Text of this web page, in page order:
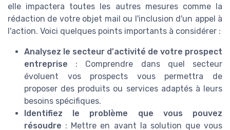
elle impactera toutes les autres mesures comme la
rédaction de votre objet mail ou l'inclusion d'un appel à
l'action. Voici quelques points importants à considérer :
Analysez le secteur d'activité de votre prospect
entreprise : Comprendre dans quel secteur
évoluent vos prospects vous permettra de
proposer des produits ou services adaptés à leurs
besoins spécifiques.
Identifiez le problème que vous pouvez
résoudre : Mettre en avant la solution que vous